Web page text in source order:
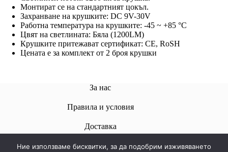
Монтират се на стандартният цокъл.
Захранване на крушките: DC 9V-30V
Работна температура на крушките: -45 ~ +85 °C
Цвят на светлината: Бяла (1200LM)
Крушките притежават сертификат: CE, RoSH
Цената е за комплект от 2 броя крушки
За нас
Правила и условия
Доставкa
Ние използваме бисквитки, за да подобрим изживяването